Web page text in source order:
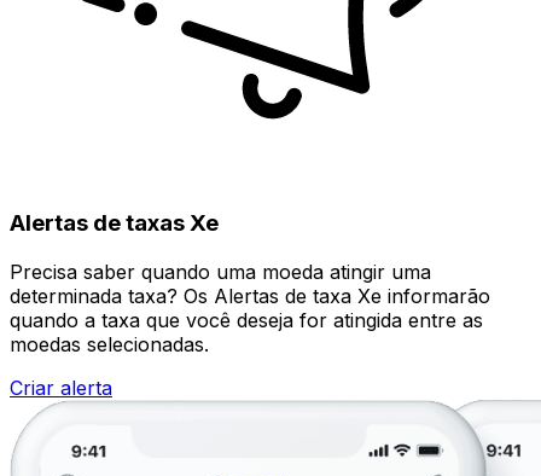
Alertas de taxas Xe
Precisa saber quando uma moeda atingir uma
determinada taxa? Os Alertas de taxa Xe informarão
quando a taxa que você deseja for atingida entre as
moedas selecionadas.
Criar alerta